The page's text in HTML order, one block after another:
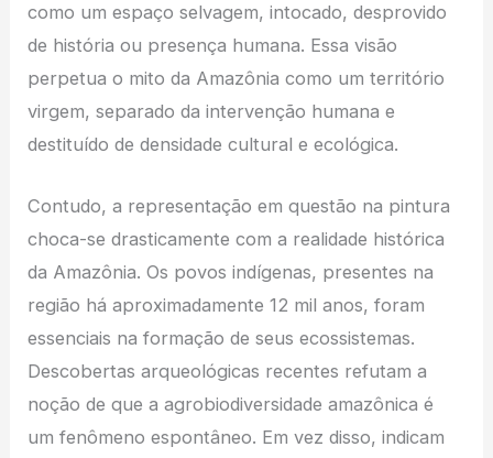
como um espaço selvagem, intocado, desprovido
de história ou presença humana. Essa visão
perpetua o mito da Amazônia como um território
virgem, separado da intervenção humana e
destituído de densidade cultural e ecológica.
Contudo, a representação em questão na pintura
choca-se drasticamente com a realidade histórica
da Amazônia. Os povos indígenas, presentes na
região há aproximadamente 12 mil anos, foram
essenciais na formação de seus ecossistemas.
Descobertas arqueológicas recentes refutam a
noção de que a agrobiodiversidade amazônica é
um fenômeno espontâneo. Em vez disso, indicam